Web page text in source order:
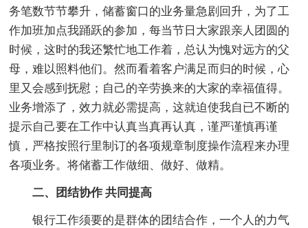
务笔数节节攀升，储蓄窗口的业务量急剧回升，为了工
作加班加点我踊跃的参加，每当节日大家跟亲人团圆的
时候，这时的我还繁忙地工作着，总认为愧对远方的父
母，难以照料他们。然而看着客户满足而归的时候，心
里又会感到抚慰；自己的辛劳换来的大家的幸福值得。
业务增添了，效力就必需提高，这就迫使我自已不断的
提示自己要在工作中认真当真再认真，谨严谨慎再谨
慎，严格按照行里制订的各项规章制度操作流程来办理
各项业务。将储蓄工作做细、做好、做精。
二、团结协作 共同提高
银行工作须要的是群体的团结合作，一个人的力气